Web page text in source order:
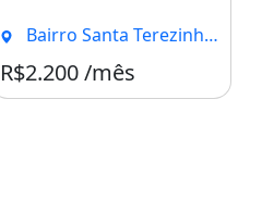
Bairro Santa Terezinha, Nova Mutum - MT
R$2.200 /mês